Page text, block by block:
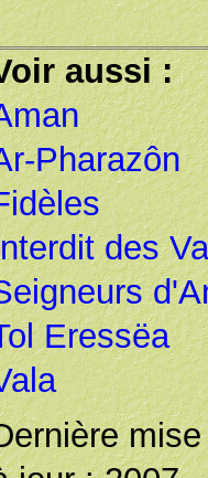
aussi :
Pharazôn
des
Eressëa
mise